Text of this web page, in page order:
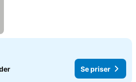
Se priser